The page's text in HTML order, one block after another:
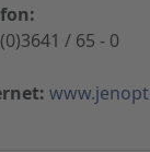
/ 65 - 0